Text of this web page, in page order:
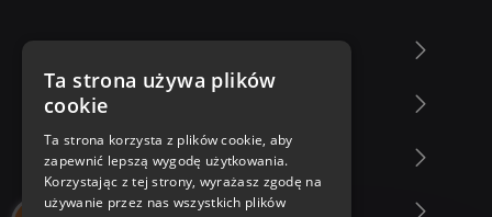
Zakupy u nas
Nasza oferta
Nasi autorzy
Ta strona używa plików
cookie
Ta strona korzysta z plików cookie, aby
zapewnić lepszą wygodę użytkowania.
Korzystając z tej strony, wyrażasz zgodę na
używanie przez nas wszystkich plików